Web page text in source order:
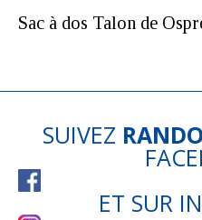
Sac à dos Talon de
SUIVEZ
ET SUR